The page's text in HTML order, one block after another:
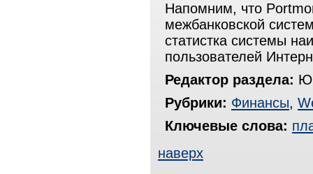
Напомним, что
межбанковской
статистка системы
пользователей
Редактор раздела:
Рубрики: Финансы,
Ключевые слова:
наверх